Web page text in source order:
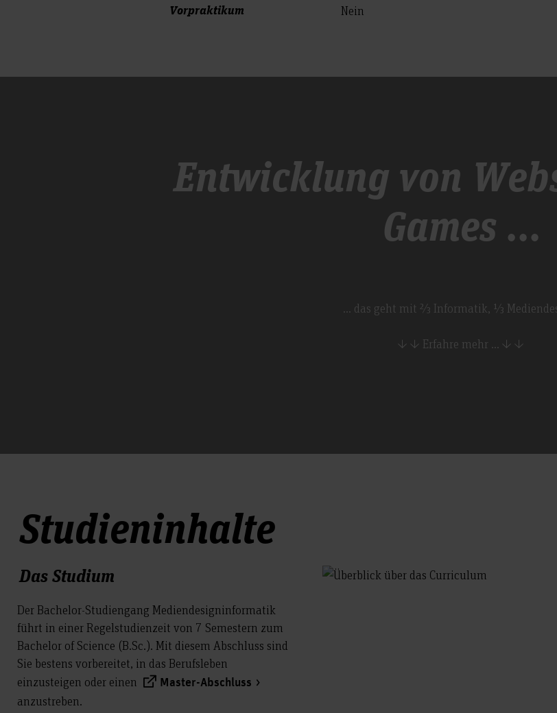
Vorpraktikum Nein
Entwicklung von
Games ...
... das geht mit ⅔ Informatik, ⅓
↓ ↓ Erfahre mehr ... ↓ ↓
Studieninhalte
Das Studium
Der Bachelor-Studiengang Mediendesigninformatik
führt in einer Regelstudienzeit von 7 Semestern zum
Bachelor of Science (B.Sc.). Mit diesem Abschluss sind
Sie bestens vorbereitet, in das Berufsleben
einzusteigen oder einen
Master-Abschluss
anzustreben.